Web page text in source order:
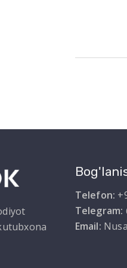
Telefon:
Telegram:
Email: